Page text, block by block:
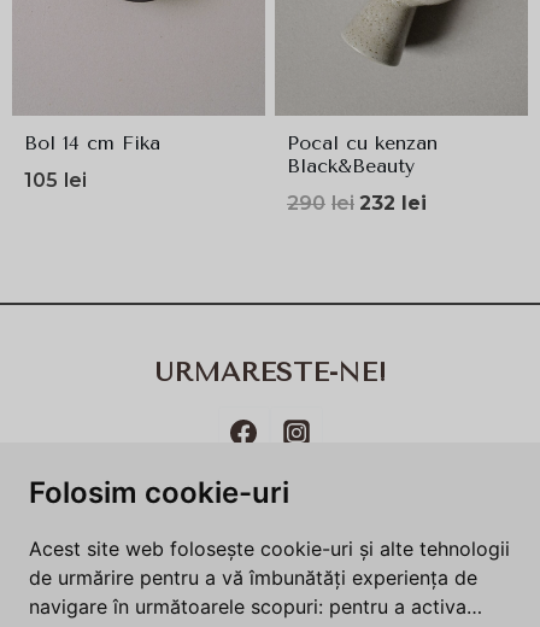
Folosim cookie-uri
Acest site web folosește cookie-uri și alte tehnologii
de urmărire pentru a vă îmbunătăți experiența de
navigare în următoarele scopuri: pentru a activa
Bol 14 cm Fika
105 lei
Pocal cu kenzan
Black&Beauty
290 lei Prețul
fost:
232 lei
232lei.
URMARESTE-NE!
Politica de confidenţialitate
Întrebări frecvente